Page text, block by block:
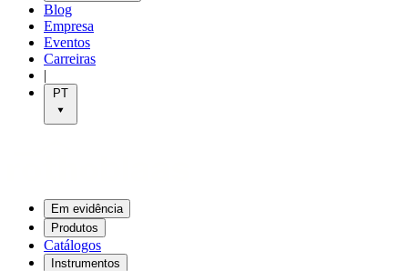
Blog
Empresa
Eventos
Carreiras
|
PT
Em evidência
Produtos
Catálogos
Instrumentos